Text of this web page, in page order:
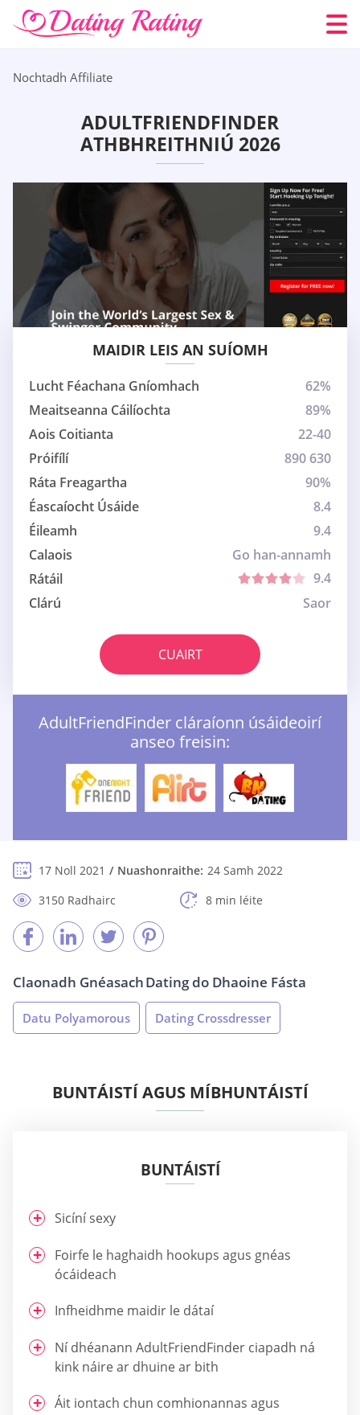
Nochtadh Affiliate
ADULTFRIENDFINDER
ATHBHREITHNIÚ 2026
MAIDIR LEIS AN SUÍOMH
Lucht Féachana Gníomhach
62%
Meaitseanna Cáilíochta
89%
Aois Coitianta
22-40
Próifílí
890 630
Ráta Freagartha
90%
Éascaíocht Úsáide
8.4
Éileamh
9.4
Calaois
Go han-annamh
Rátáil
9.4
Clárú
Saor
CUAIRT
AdultFriendFinder cláraíonn úsáideoirí
anseo freisin:
17 Noll 2021 Nuashonraithe: 24 Samh 2022
3150 Radhairc
8 min léite
Claonadh Gnéasach
Datu Polyamorous
Dating do Dhaoine Fásta
Dating Crossdresser
BUNTÁISTÍ AGUS MÍBHUNTÁISTÍ
BUNTÁISTÍ
Sicíní sexy
Foirfe le haghaidh hookups agus gnéas
ócáideach
Infheidhme maidir le dátaí
Ní dhéanann AdultFriendFinder ciapadh ná
kink náire ar dhuine ar bith
Áit iontach chun comhionannas agus